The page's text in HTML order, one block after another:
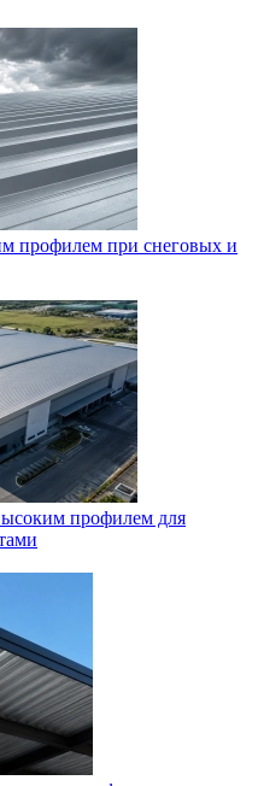
профилем при снеговых и
профилем для